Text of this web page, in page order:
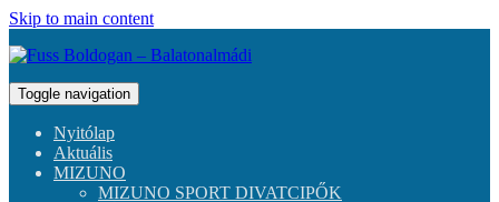
Skip to main content
Toggle navigation
Nyitólap
Aktuális
MIZUNO
MIZUNO SPORT DIVATCIPŐK